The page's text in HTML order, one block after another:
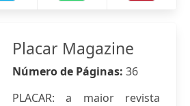
Placar Magazine
Número de Páginas: 36
PLACAR: a maior revista